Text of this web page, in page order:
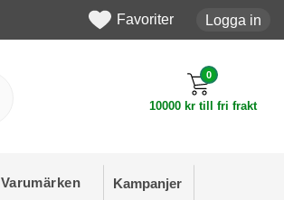
Favoriter Logga in
0
10000 kr till fri frakt
Varumärken Kampanjer